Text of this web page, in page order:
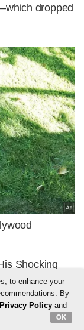
to enhance your
By
Privacy Policyand
OK